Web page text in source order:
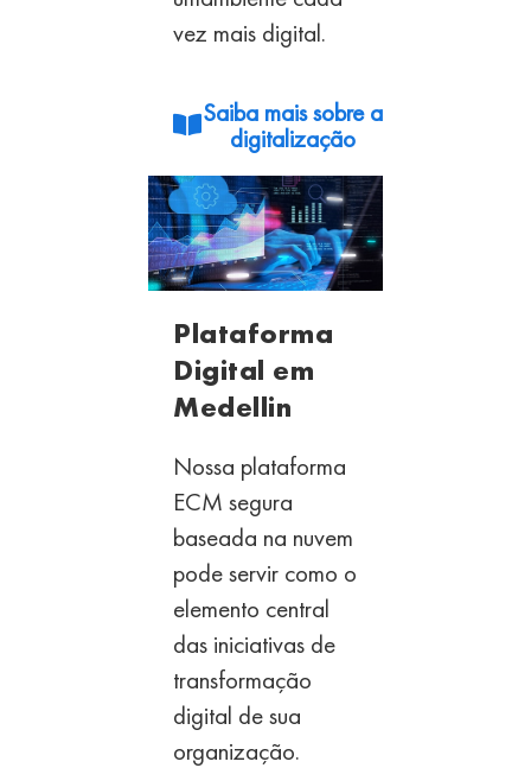
vez mais digital.
Saiba mais sobre a
digitalização
Plataforma
Digital em
Medellin
Nossa plataforma
ECM segura
baseada na nuvem
podeservir como o
elemento central
das iniciativas de
transformação
digital de sua
organização.